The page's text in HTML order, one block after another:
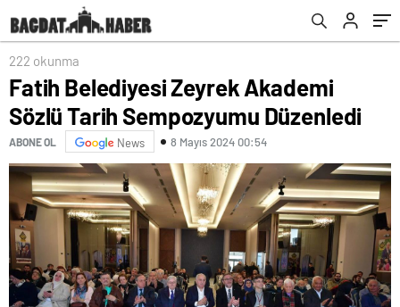
222 okunma
Fatih Belediyesi Zeyrek Akademi
Sözlü Tarih Sempozyumu Düzenledi
ABONE OL News 8 Mayıs 2024 00:54
gösteriyor’